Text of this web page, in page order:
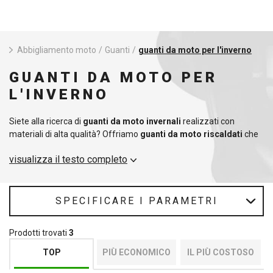
Abbigliamento moto / Guanti / guanti da moto per l'inverno
GUANTI DA MOTO PER
L'INVERNO
Siete alla ricerca di guanti da moto invernali realizzati con
materiali di alta qualità? Offriamo guanti da moto riscaldati che
nostri guanti da moto invernalisono disponibili in una varietà di
riscaldatoadatto alle vostre esigenze. Iguanti da moto caldi
non dovrebbero mancare nel kit di ogni motociclista. Oltre alle
fa freddo.
visualizza il testo completo
SPECIFICARE I PARAMETRI
Prodotti trovati 3
TOP
PIÙ ECONOMICO IL PIÙ COSTOSO